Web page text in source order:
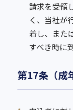
請求を受領
く、当社が
着し、また
すべき時に
第17条（成